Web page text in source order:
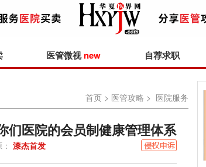
医管微视new 自荐求职
首页 > 医管攻略 > 医院服务
们医院的会员制健康管理体系
漆杰首发